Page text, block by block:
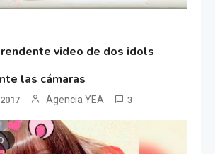
video de dos idols
las cámaras
Agencia YEA 3